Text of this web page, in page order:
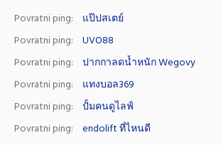
Povratni ping:
แป๊ปสเตย์
Povratni ping:
UVO88
Povratni ping:
ปากกาลดน้ำหนัก Wegovy
Povratni ping:
แทงบอล369
Povratni ping:
ปั้มคนดูไลฟ์
Povratni ping:
endolift ที่ไหนดี